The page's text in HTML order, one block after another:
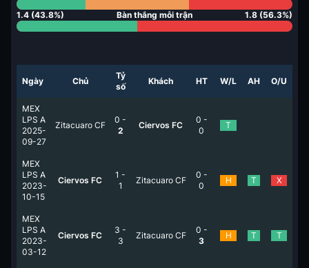
1.4 (43.8%) Bàn thắng mỗi trận 1.8 (56.3%)
Ngày Chủ
Tỷ
số
Khách HT W/L AH O/U
MEX
LPS A
2025-
09-27
Zitacuaro CF
0 -
2
Ciervos FC
0 -
0
T
MEX
LPS A
2023-
10-15
Ciervos FC
1 -
1
Zitacuaro CF
0 -
0
H T X
MEX
LPS A
2023-
03-12
Ciervos FC
3 -
3
Zitacuaro CF
0 -
3
H T T